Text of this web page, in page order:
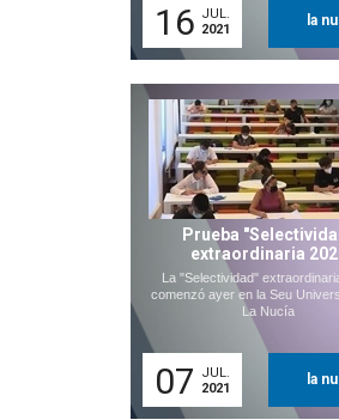
16 JUL.
2021
la
Prueba
extraordinaria
La "Selectividad"
comenzó ayer en la Seu
La Nucía
07
JUL.
2021
la